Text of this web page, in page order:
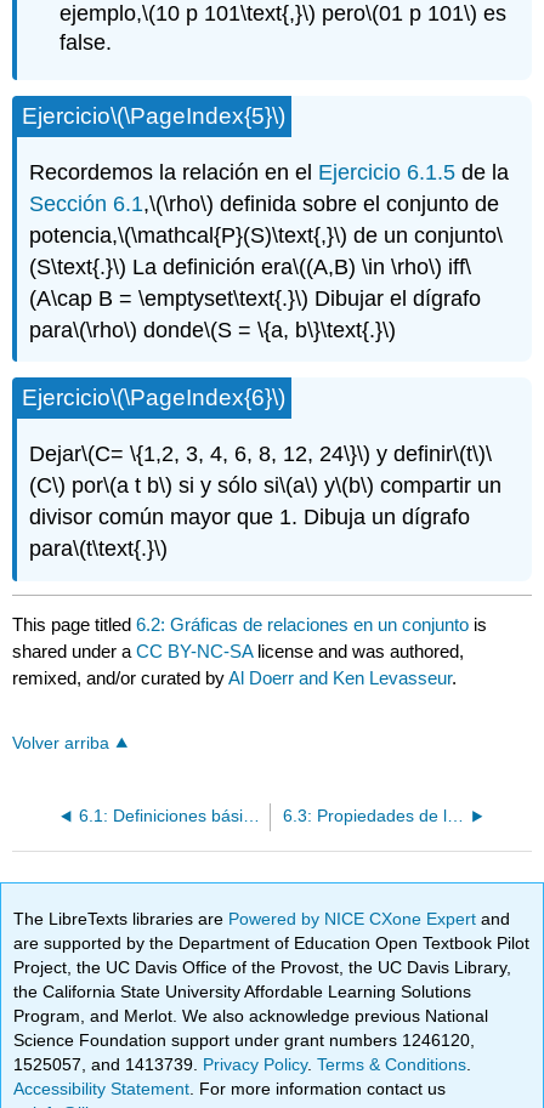
ejemplo,\(10 p 101\text{,}\) pero\(01 p 101\) es
false.
Ejercicio\(\PageIndex{5}\)
Recordemos la relación en el Ejercicio 6.1.5 de la
Sección 6.1,\(\rho\) definida sobre el conjunto de
potencia,\(\mathcal{P}(S)\text{,}\) de un conjunto\
(S\text{.}\) La definición era\((A,B) \in \rho\) iff\
(A\cap B = \emptyset\text{.}\) Dibujar el dígrafo
para\(\rho\) donde\(S = \{a, b\}\text{.}\)
Ejercicio\(\PageIndex{6}\)
Dejar\(C= \{1,2, 3, 4, 6, 8, 12, 24\}\) y definir\(t\)\
(C\) por\(a t b\) si y sólo si\(a\) y\(b\) compartir un
divisor común mayor que 1. Dibuja un dígrafo
para\(t\text{.}\)
This page titled6.2: Gráficas de relaciones en un conjunto is
shared under aCC BY-NC-SA license and was authored,
remixed, and/or curated byAl Doerr and Ken Levasseur.
Volver arriba
6.1: Definiciones básicas 6.3: Propiedades de las Relaciones
The LibreTexts libraries are Powered by NICE CXone Expertand
are supported by the Department of Education Open Textbook Pilot
Project, the UC Davis Office of the Provost, the UC Davis Library,
the California State University Affordable Learning Solutions
Program, and Merlot. We also acknowledge previous National
Science Foundation support under grant numbers 1246120,
1525057, and 1413739. Privacy Policy.Terms & Conditions
Accessibility Statement . For more information contact us